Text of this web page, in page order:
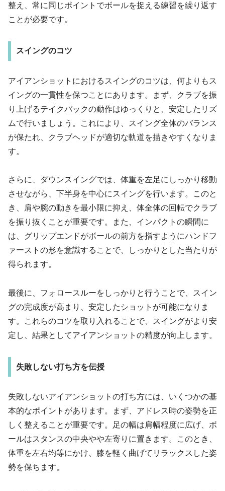
整え、常に同じポイントでボールを捉える練習を繰り返す
ことが必要です。
スイングのコツ
アイアンショットにおけるスイングのコツは、何よりもス
イングの一貫性を保つことにあります。まず、クラブを振
り上げるテイクバックの動作はゆっくりと、安定したリズ
ムで行いましょう。これにより、スイング全体のバランス
が保たれ、クラブヘッドが適切な軌道を描きやすくなりま
す。
さらに、ダウンスイングでは、体重を左足にしっかり移動
させながら、下半身を中心にスイングを行います。このと
き、肩や腕の動きを最小限に抑え、体全体の回転でクラブ
を振り抜くことが重要です。また、インパクトの瞬間に
は、グリップエンドがボールの前方を指すようにハンドフ
ァーストの形を意識することで、しっかりとした当たりが
得られます。
最後に、フォロースルーをしっかりと行うことで、スイン
グの完成度が高まり、安定したショットが可能になりま
す。これらのコツを取り入れることで、スイングがより安
定し、結果としてアイアンショットの精度が向上します。
失敗しない打ち方を伝授
失敗しないアイアンショットの打ち方には、いくつかの基
本的なポイントがあります。まず、アドレス時の姿勢を正
しく整えることが重要です。足の幅は肩幅程度に広げ、ボ
ールはスタンスの中央やや左寄りに置きます。このとき、
体重を左右均等にかけ、膝を軽く曲げてリラックスした姿
勢を保ちます。